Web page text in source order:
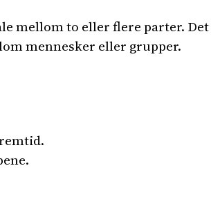
mellom to eller flere parter.
mennesker eller grupper.